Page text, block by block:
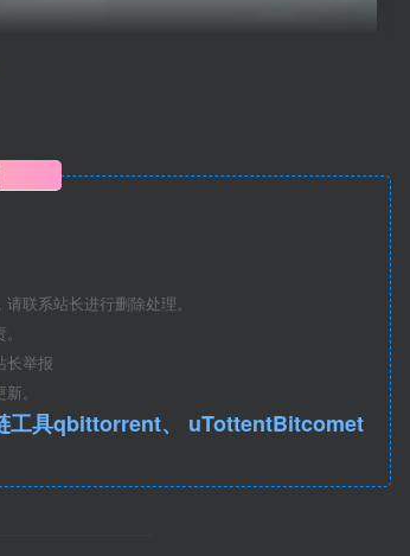
联系站长进行删除处理。
长举报
。
、 uTottentBitcomet